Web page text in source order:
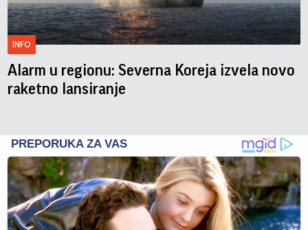
INFO
Alarm u regionu: Severna Koreja izvela novo
raketno lansiranje